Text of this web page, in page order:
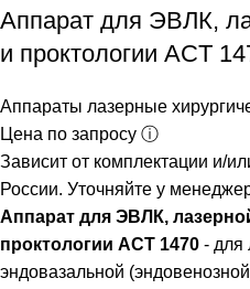
Аппарат для ЭВЛК,
и проктологии ACT
Аппараты лазерные
Цена по запросу ⓘ
Зависит от комплектации и/
России. Уточняйте у
Аппарат для ЭВЛК,
проктологии ACT 1470 - для
эндовазальной